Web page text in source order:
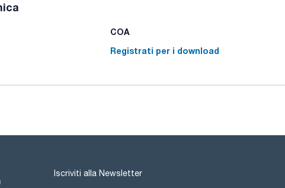
COA
Registrati per i download
Iscriviti alla Newsletter